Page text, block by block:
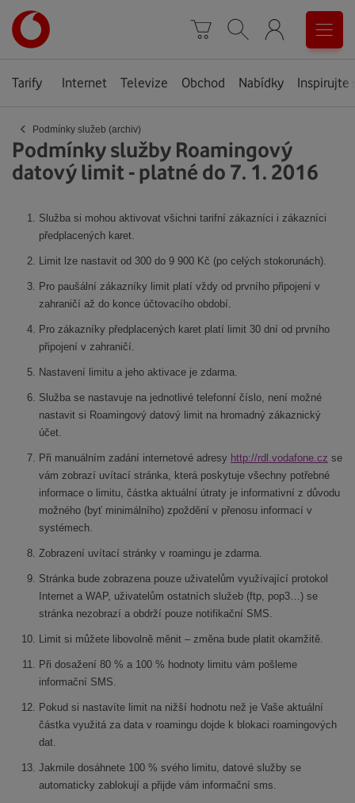
stránka
Košík
Vyhledávání
Menu
Tarify Internet Televize Obchod Nabídky Inspirujte
‹ Podmínky služeb (archiv)
Podmínky služby Roamingový
datový limit - platné do 7. 1. 2016
Služba si mohou aktivovat všichni tarifní zákazníci i zákazníci
předplacených karet.
Limit lze nastavit od 300 do 9 900 Kč (po celých stokorunách).
Pro paušální zákazníky limit platí vždy od prvního připojení v
zahraničí až do konce účtovacího období.
Pro zákazníky předplacených karet platí limit 30 dní od prvního
připojení v zahraničí.
Nastavení limitu a jeho aktivace je zdarma.
Služba se nastavuje na jednotlivé telefonní číslo, není možné
nastavit si Roamingový datový limit na hromadný zákaznický
účet.
Při manuálním zadání internetové adresy http://rdl.vodafone.cz se
vám zobrazí uvítací stránka, která poskytuje všechny potřebné
informace o limitu, částka aktuální útraty je informativní z důvodu
možného (byť minimálního) zpoždění v přenosu informací v
systémech.
Zobrazení uvítací stránky v roamingu je zdarma.
Stránka bude zobrazena pouze uživatelům využívající protokol
Internet a WAP, uživatelům ostatních služeb (ftp, pop3…) se
stránka nezobrazí a obdrží pouze notifikační SMS.
Limit si můžete libovolně měnit – změna bude platit okamžitě.
Při dosažení 80 % a 100 % hodnoty limitu vám pošleme
informační SMS.
Pokud si nastavíte limit na nižší hodnotu než je Vaše aktuální
částka využitá za data v roamingu dojde k blokaci roamingových
dat.
Jakmile dosáhnete 100 % svého limitu, datové služby se
automaticky zablokují a přijde vám informační sms.